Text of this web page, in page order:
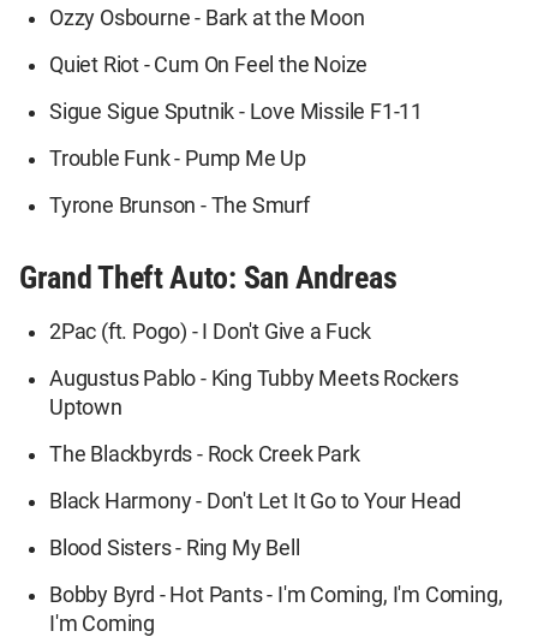
Ozzy Osbourne - Bark at the Moon
Quiet Riot - Cum On Feel the Noize
Sigue Sigue Sputnik - Love Missile F1-11
Trouble Funk - Pump Me Up
Tyrone Brunson - The Smurf
Grand Theft Auto: San Andreas
2Pac (ft. Pogo) - I Don't Give a Fuck
Augustus Pablo - King Tubby Meets Rockers
Uptown
The Blackbyrds - Rock Creek Park
Black Harmony - Don't Let It Go to Your Head
Blood Sisters - Ring My Bell
Bobby Byrd - Hot Pants - I'm Coming, I'm Coming,
I'm Coming